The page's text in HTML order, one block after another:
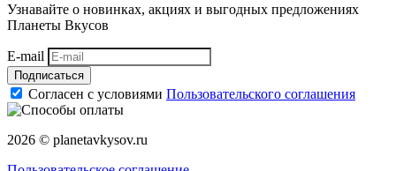
Узнавайте о новинках, акциях и выгодных предложениях
Планеты Вкусов
E-mail
Подписаться
Согласен с условиями Пользовательского соглашения
2026 © planetavkysov.ru